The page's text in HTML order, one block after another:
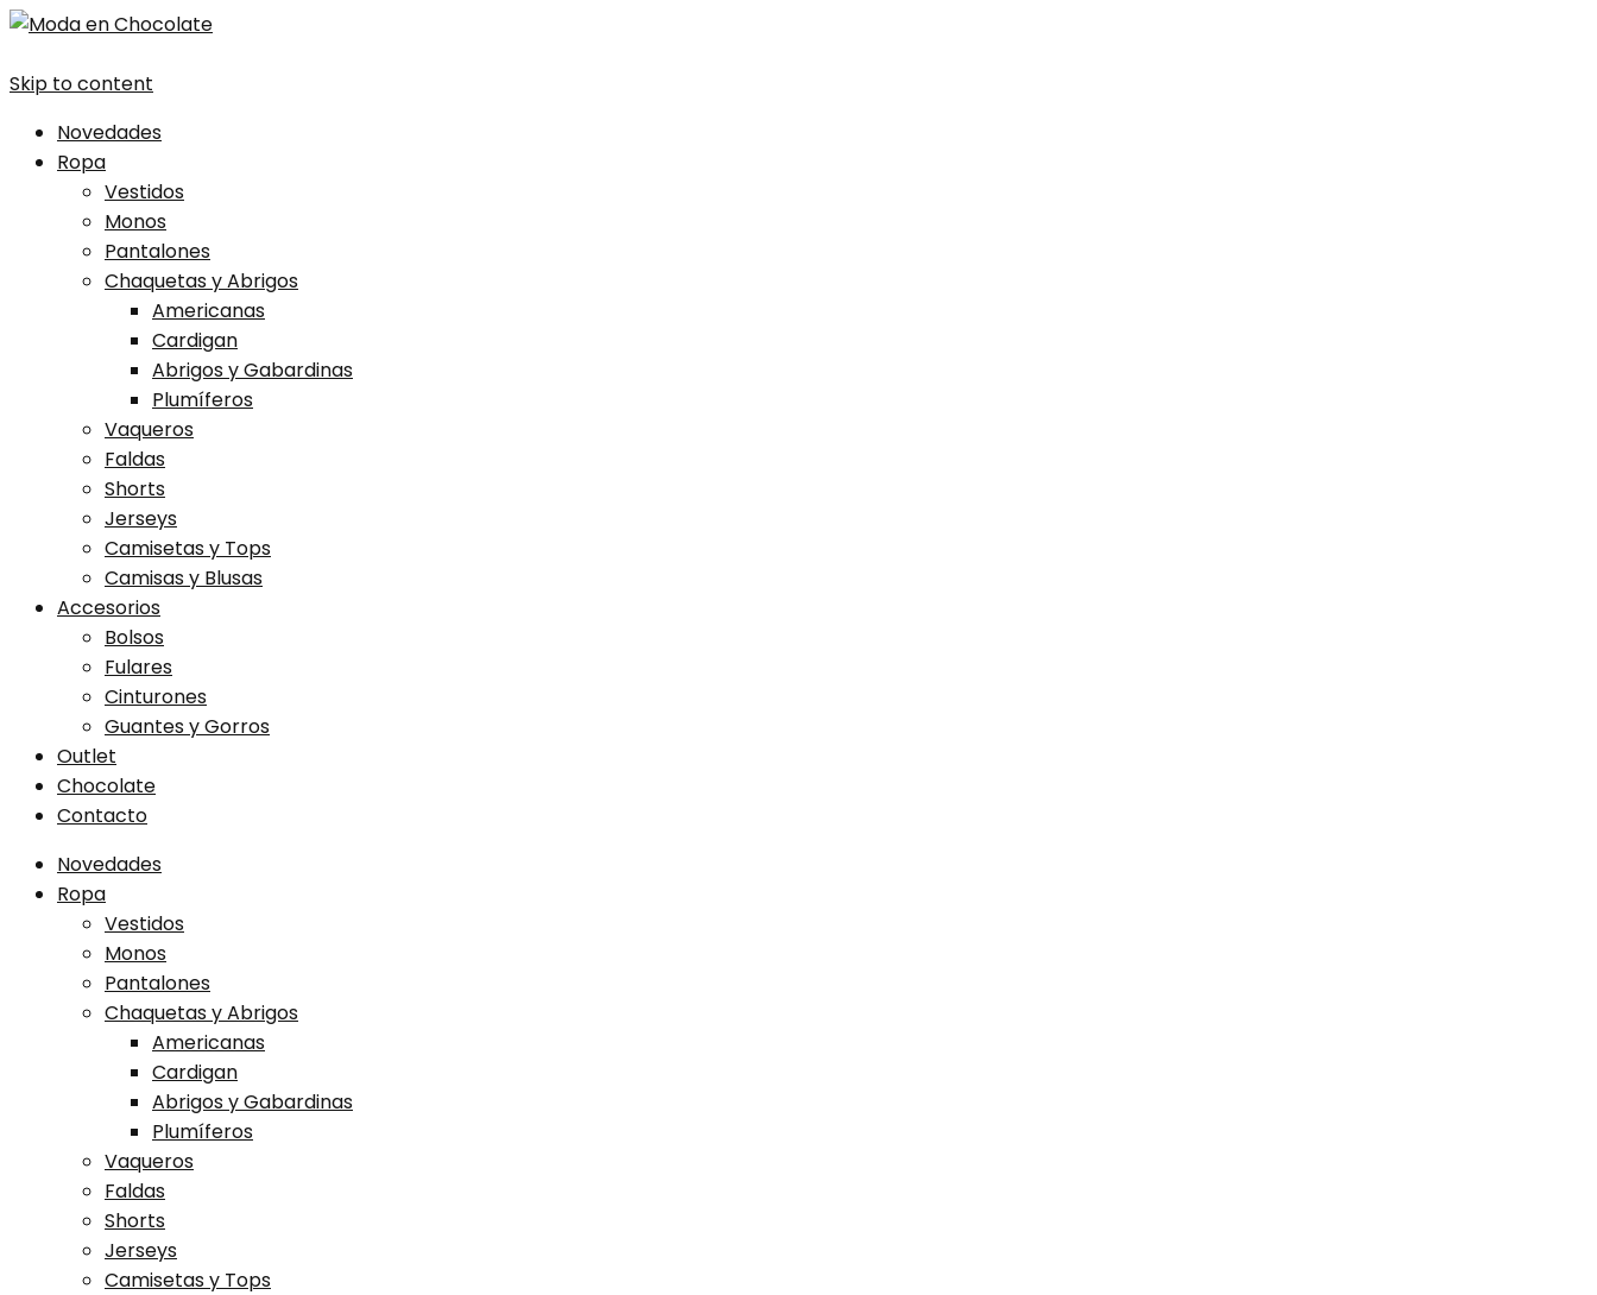
Skip to content
Novedades
Ropa
Vestidos
Monos
Pantalones
Chaquetas y Abrigos
Americanas
Cardigan
Abrigos y Gabardinas
Plumíferos
Vaqueros
Faldas
Shorts
Jerseys
Camisetas y Tops
Camisas y Blusas
Accesorios
Bolsos
Fulares
Cinturones
Guantes y Gorros
Outlet
Chocolate
Contacto
Novedades
Ropa
Vestidos
Monos
Pantalones
Chaquetas y Abrigos
Americanas
Cardigan
Abrigos y Gabardinas
Plumíferos
Vaqueros
Faldas
Shorts
Jerseys
Camisetas y Tops